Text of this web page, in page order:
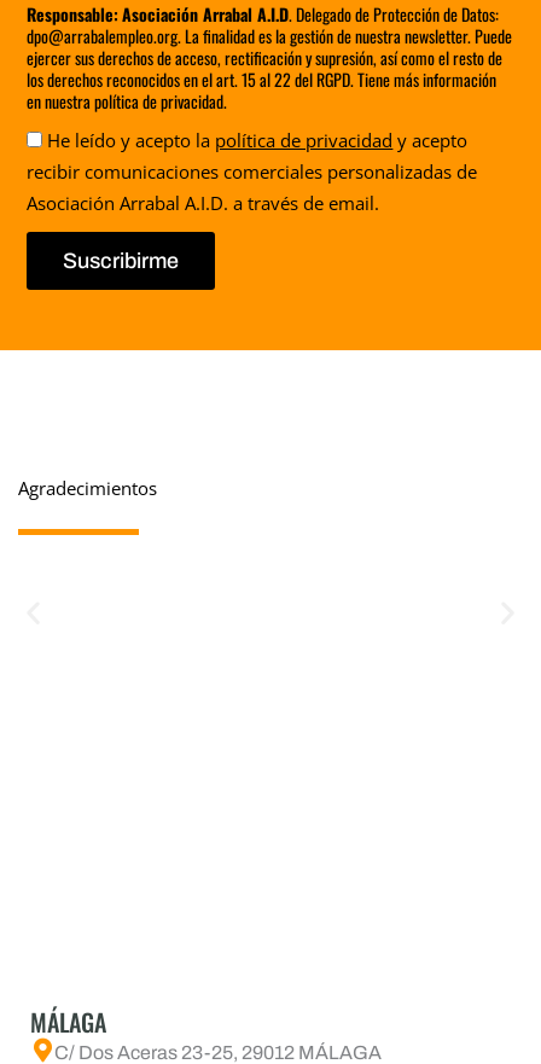
Responsable: Asociación Arrabal A.I.D. Delegado de Protección de Datos:
dpo@arrabalempleo.org. La finalidad es la gestión de nuestra newsletter. Puede
ejercer sus derechos de acceso, rectificación y supresión, así como el resto de
los derechos reconocidos en el art. 15 al 22 del RGPD. Tiene más información
en nuestra política de privacidad.
Aceptación
He leído y acepto la política de privacidad y acepto
recibir comunicaciones comerciales personalizadas de
Asociación Arrabal A.I.D. a través de email.
Suscribirme
Agradecimientos
MÁLAGA
C/ Dos Aceras 23-25, 29012 MÁLAGA